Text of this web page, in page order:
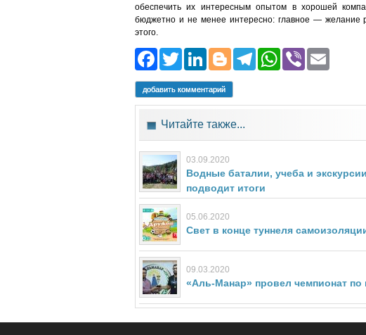
обеспечить их интересным опытом в хорошей
бюджетно и не менее интересно: главное — желание
этого.
Facebook
Twitter
LinkedIn
Blogger
Telegram
Viber
добавить комментарий
Читайте также...
03.09.2020
Водные баталии, учеба и
подводит итоги
05.06.2020
Свет в конце туннеля
09.03.2020
«Аль-Манар» провел чемпионат по